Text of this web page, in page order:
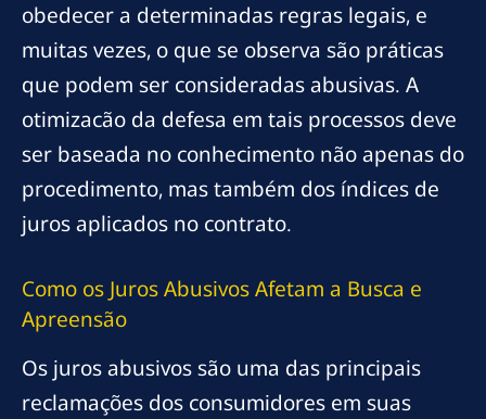
obedecer a determinadas regras legais, e
muitas vezes, o que se observa são práticas
que podem ser consideradas abusivas. A
otimizacão da defesa em tais processos deve
ser baseada no conhecimento não apenas do
procedimento, mas também dos índices de
juros aplicados no contrato.
Como os Juros Abusivos Afetam a Busca e
Apreensão
Os juros abusivos são uma das principais
reclamações dos consumidores em suas